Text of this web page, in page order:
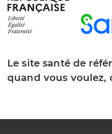
Le site santé de
quand vous voulez,